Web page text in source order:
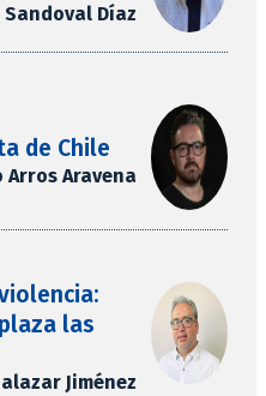
Sandoval Díaz
de Chile
Aravena
las
Jiménez